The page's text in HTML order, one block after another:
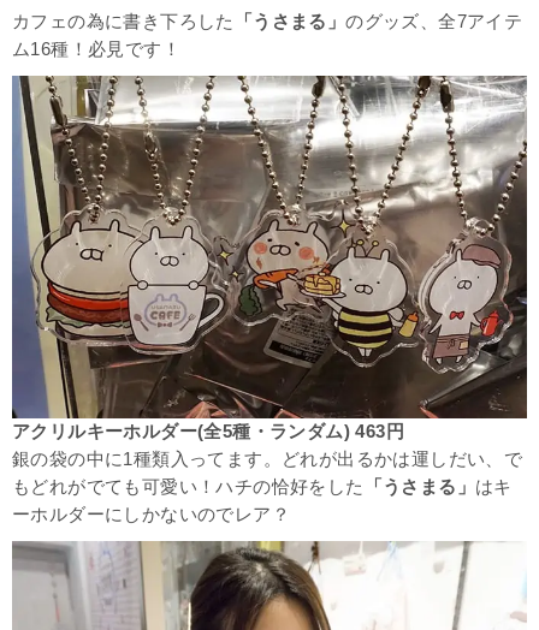
カフェの為に書き下ろした 「うさまる」のグッズ、全7アイテ
ム16種！必見です！
アクリルキーホルダー(全5種・ランダム) 463円
銀の袋の中に1種類入ってます。どれが出るかは運しだい、で
もどれがでても可愛い！ハチの恰好をした
「うさまる」 はキ
ーホルダーにしかないのでレア？